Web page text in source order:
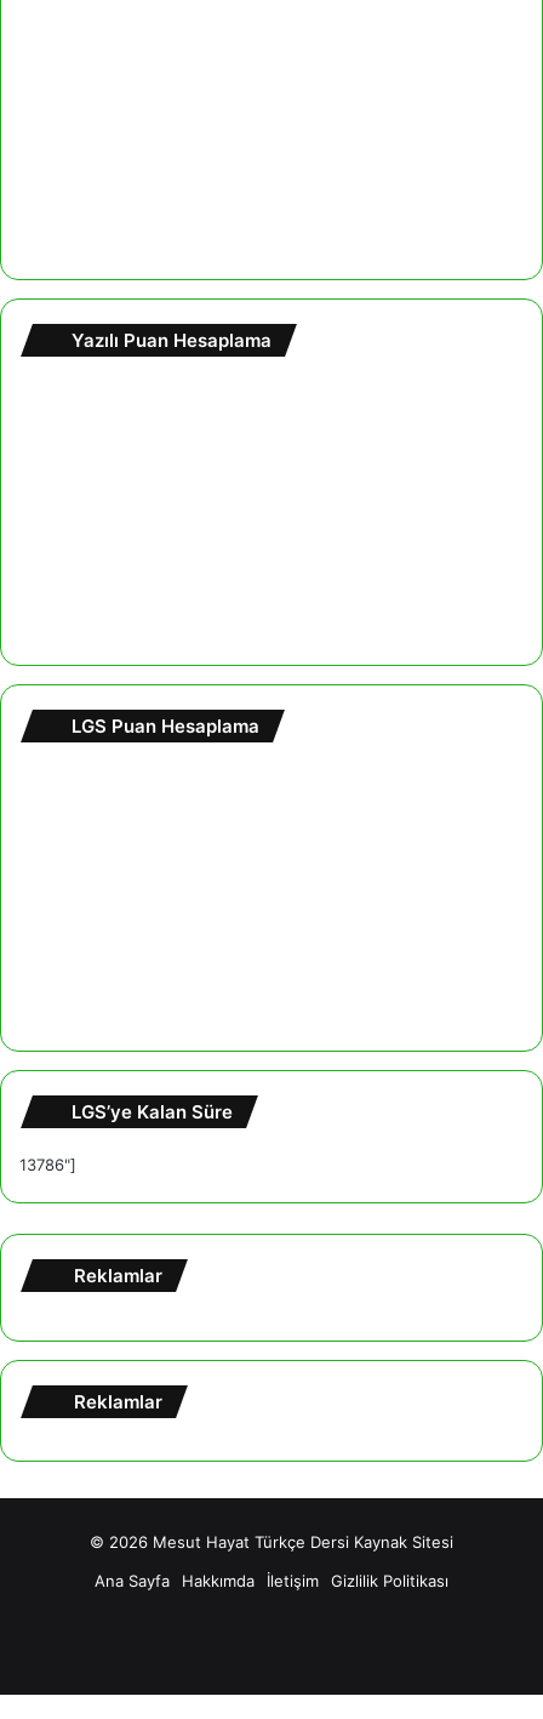
Yazılı Puan Hesaplama
LGS Puan Hesaplama
LGS’ye Kalan Süre
13786"]
Reklamlar
Reklamlar
© 2026 Mesut Hayat Türkçe Dersi Kaynak Sitesi
Ana Sayfa
Hakkımda İletişim Gizlilik Politikası